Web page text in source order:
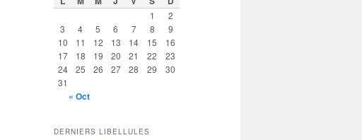
1
2
3
4 5 6 7 8
9
10
11 12 13 14 15
16
17
18 19 20 21 22
23
24
25 26 27 28 29
30
31
« Oct
DERNIERS LIBELLULES